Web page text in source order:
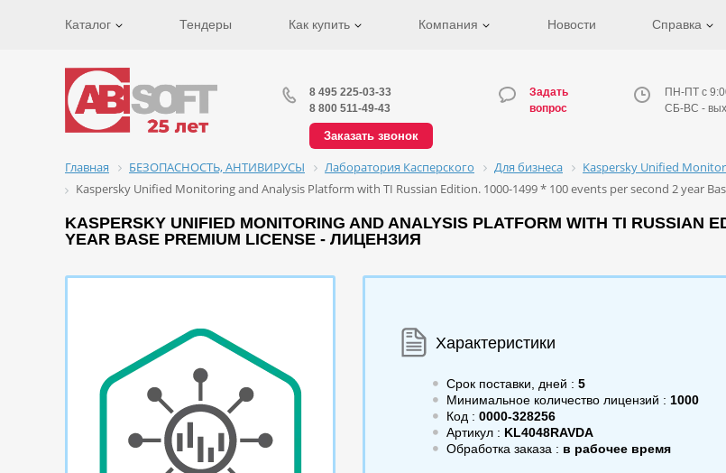
Каталог Тендеры Как купить Компания Новости Справка
8 495 225-03-33
8 800 511-49-43
Заказать звонок
Задать
вопрос
ПН-ПТ с
СБ-ВС -
Главная БЕЗОПАСНОСТЬ, АНТИВИРУСЫ Лаборатория Касперского Для бизнеса
Kaspersky Unified
Kaspersky Unified Monitoring and Analysis Platform with TI Russian Edition. 1000-1499 * 100 events per second 2 year
KASPERSKY UNIFIED MONITORING AND ANALYSIS PLATFORM WITH TI RUSSIAN
YEAR BASE PREMIUM LICENSE - ЛИЦЕНЗИЯ
Характеристики
Срок поставки, дней : 5
Минимальное количество лицензий : 1000
Код : 0000-328256
Артикул : KL4048RAVDA
Обработка заказа : в рабочее время